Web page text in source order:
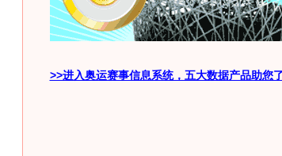
>>进入奥运赛事信息系统，五大数据产品助您